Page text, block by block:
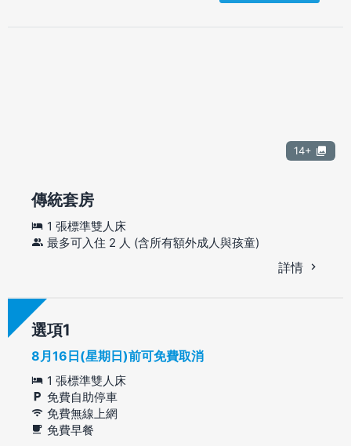
14+
傳統套房
1 張標準雙人床
最多可入住 2 人 (含所有額外成人與孩童)
詳情
選項
8月16日(星期日)前可免費取消
1 張標準雙人床
免費自助停車
免費無線上網
免費早餐